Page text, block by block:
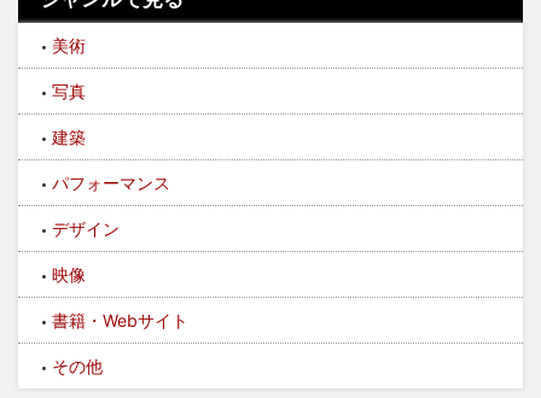
美術
写真
建築
パフォーマンス
デザイン
映像
書籍・Webサイト
その他